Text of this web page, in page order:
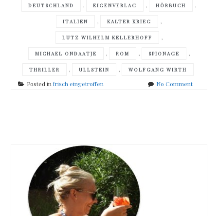
DEUTSCHLAND , EIGENVERLAG , HÖRBUCH ,
ITALIEN , KALTER KRIEG ,
LUTZ WILHELM KELLERHOFF ,
MICHAEL ONDAATJE , ROM , SPIONAGE ,
THRILLER , ULLSTEIN , WOLFGANG WIRTH
Posted infrisch eingetroffen No Commenton
navigation